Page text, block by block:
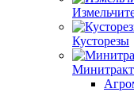
Кусторезы